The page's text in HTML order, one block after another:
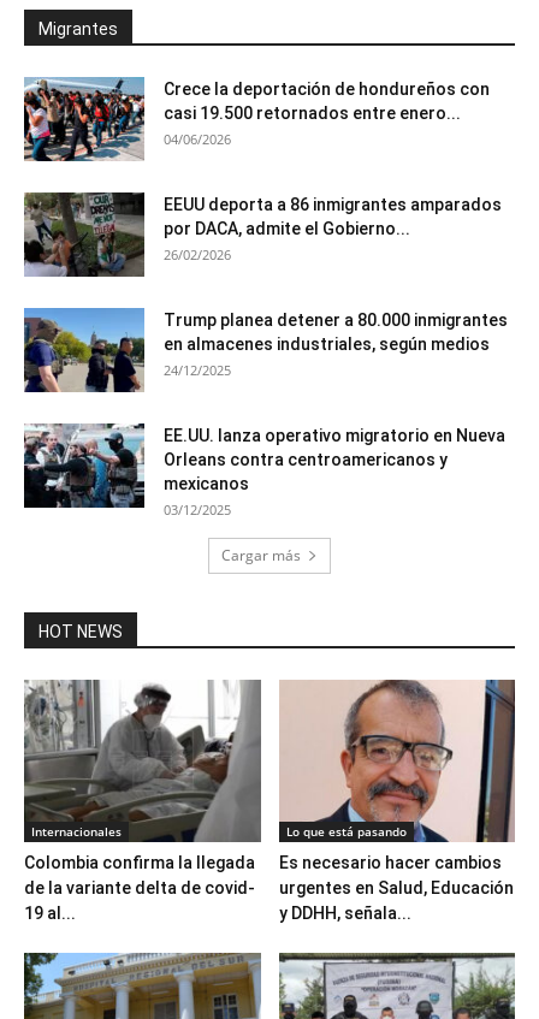
Migrantes
Crece la deportación de hondureños con
casi 19.500 retornados entre enero...
04/06/2026
EEUU deporta a 86 inmigrantes amparados
por DACA, admite el Gobierno...
26/02/2026
Trump planea detener a 80.000 inmigrantes
en almacenes industriales, según medios
24/12/2025
EE.UU. lanza operativo migratorio en Nueva
Orleans contra centroamericanos y
mexicanos
03/12/2025
Cargar más
HOT NEWS
Internacionales
Colombia confirma la llegada
de la variante delta de covid-
19 al...
Lo que está pasando
Es necesario hacer cambios
urgentes en Salud, Educación
y DDHH, señala...